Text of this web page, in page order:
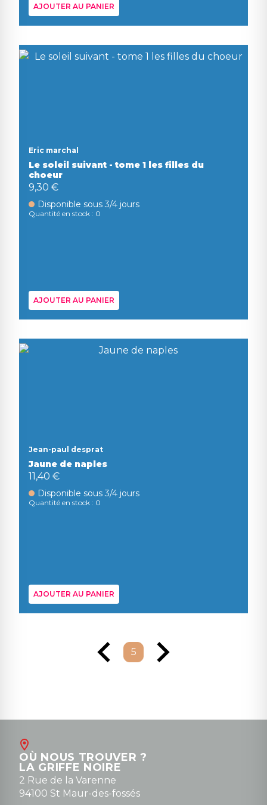
AJOUTER AU PANIER
Eric marchal
Le soleil suivant - tome 1 les filles du
choeur
9,30 €
Disponible sous 3/4 jours
Quantité en stock : 0
AJOUTER AU PANIER
Jean-paul desprat
Jaune de naples
11,40 €
Disponible sous 3/4 jours
Quantité en stock : 0
AJOUTER AU PANIER
5
OÙ NOUS TROUVER ?
LA GRIFFE NOIRE
2 Rue de la Varenne
94100 St Maur-des-fossés